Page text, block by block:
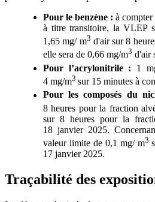
Pour le benzène : à
à titre transitoire, la VLEP
1,65 mg/ m3 d'air sur 8
elle sera de 0,66 mg/m3 d'air
Pour l’acrylonitrile : 1
4 mg/m3 sur 15 minutes à
Pour les composés du
8 heures pour la fraction
sur 8 heures pour la
18 janvier 2025.
valeur limite de 0,1 mg/ m3
17 janvier 2025.
Traçabilité des